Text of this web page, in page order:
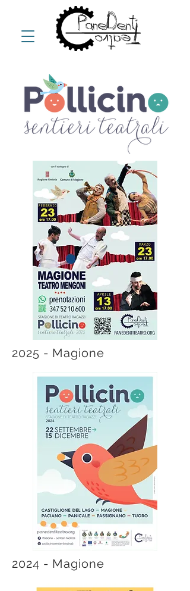
2025 - Magione
2024 - Magione